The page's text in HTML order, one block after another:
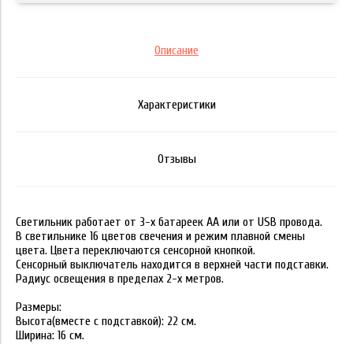
Описание
Характеристики
Отзывы
Светильник работает от 3-х батареек АА или от USB провода.
В светильнике 16 цветов свечения и режим плавной смены
цвета. Цвета переключаются сенсорной кнопкой.
Сенсорный выключатель находится в верхней части подставки.
Радиус освещения в пределах 2-х метров.
Размеры:
Высота(вместе с подставкой): 22 см.
Ширина: 16 см.